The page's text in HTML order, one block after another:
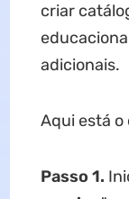
criar
adicionais.
Aqui está o
Passo 1.